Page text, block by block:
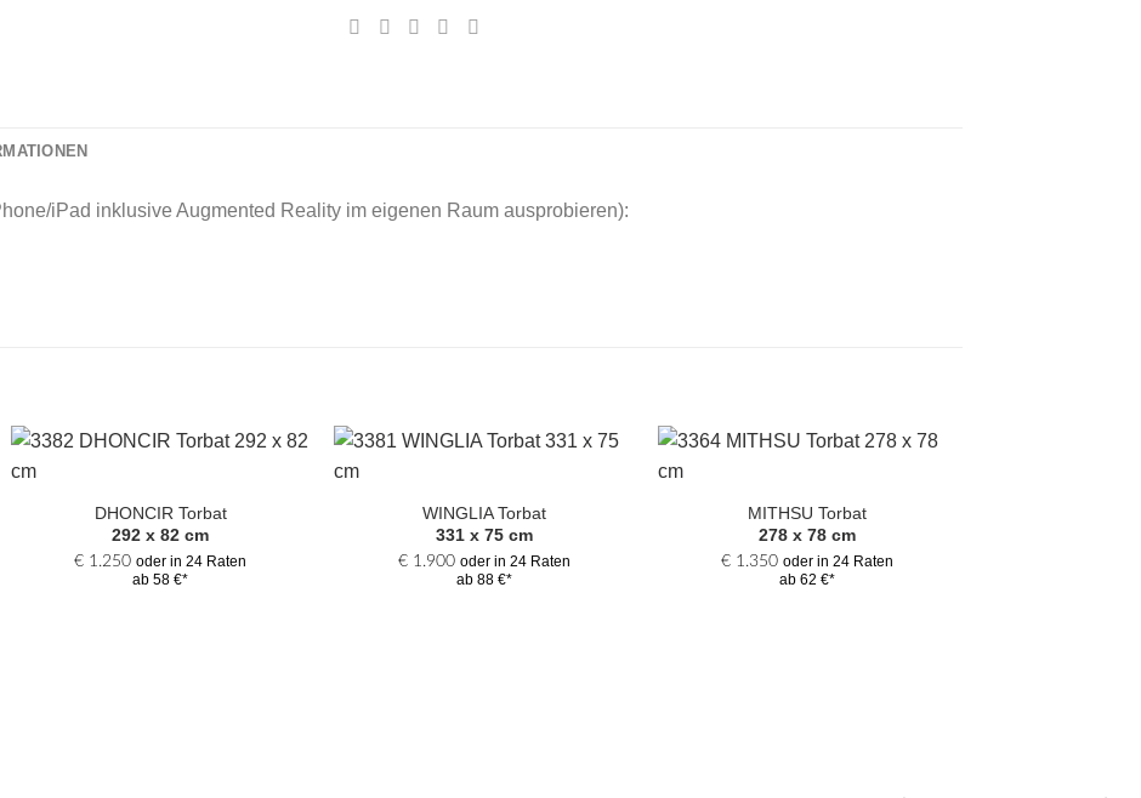
iPad inklusive Augmented Reality im eigenen Raum ausprobieren):
Auswahl
DHONCIR Torbat
292 x 82 cm
€ 1.250 oder in 24 Raten
ab 58 €*
WINGLIA Torbat
331 x 75 cm
€1.900 oder in 24 Raten
ab 88 €*
MITHSU Torbat
278 x 78 cm
€1.350 oder in 24 Raten
ab 62 €*